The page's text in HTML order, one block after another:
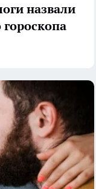
назвали
гороскопа